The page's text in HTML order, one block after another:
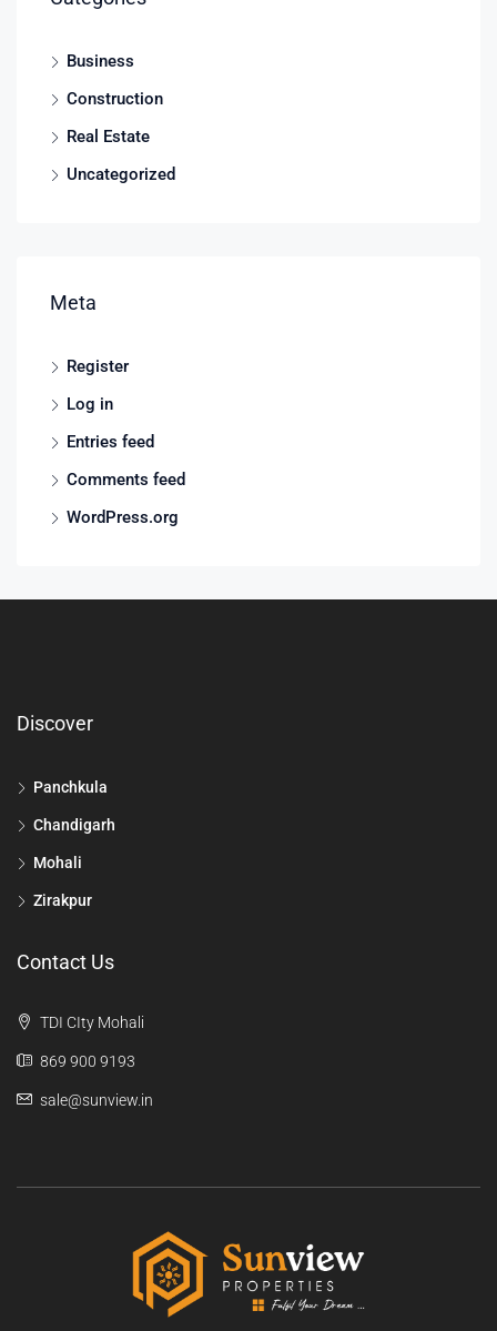
Business
Construction
Real Estate
Uncategorized
Meta
Register
Log in
Entries feed
Comments feed
WordPress.org
Discover
Panchkula
Chandigarh
Mohali
Zirakpur
Contact Us
TDI CIty Mohali
869 900 9193
sale@sunview.in